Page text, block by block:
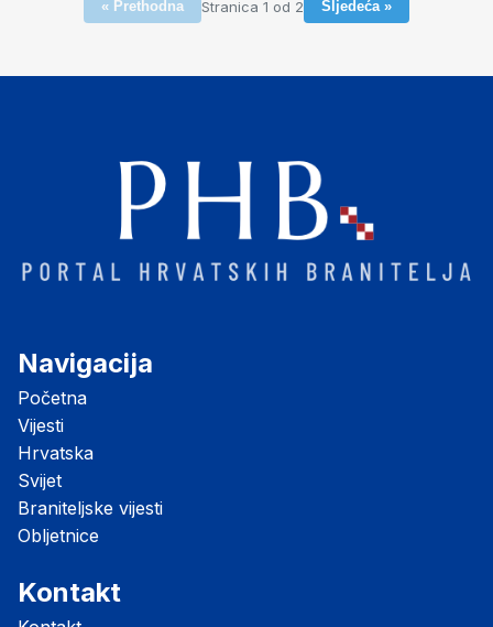
« Prethodna Stranica 1 od 2 Sljedeća »
Navigacija
Početna
Vijesti
Hrvatska
Svijet
Braniteljske vijesti
Obljetnice
Kontakt